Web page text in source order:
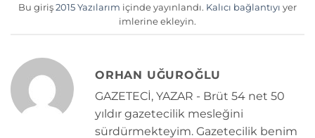
Bu giriş 2015 Yazılarım içinde yayınlandı. Kalıcı bağlantıyı yer
imlerine ekleyin.
ORHAN UĞUROĞLU
GAZETECİ, YAZAR - Brüt 54 net 50
yıldır gazetecilik mesleğini
sürdürmekteyim. Gazetecilik benim